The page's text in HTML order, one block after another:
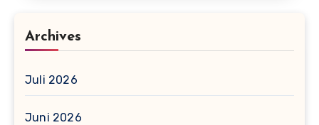
Archives
Juli 2026
Juni 2026